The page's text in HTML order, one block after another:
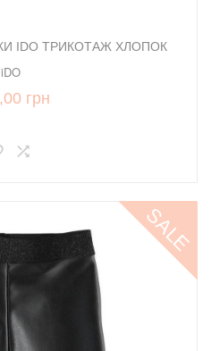
IDO ТРИКОТАЖ ХЛОПОК
iDO
грн
SALE